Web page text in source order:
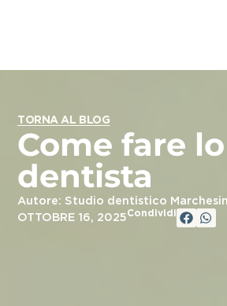
TORNA AL BLOG
Come fare
dentista
Autore: Studio dentistico Marchesin
OTTOBRE 16, 2025Condividi